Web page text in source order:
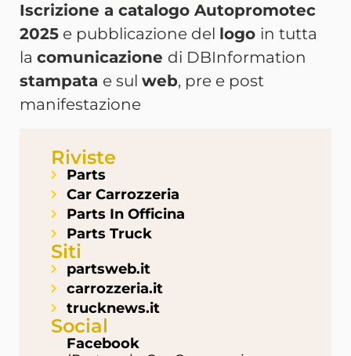
Iscrizione a catalogo Autopromotec
2025 e pubblicazione del logo in tutta
la comunicazione di DBInformation
stampata e sul web, pre e post
manifestazione
Riviste
Parts
Car Carrozzeria
Parts In Officina
Parts Truck
Siti
partsweb.it
carrozzeria.it
trucknews.it
Social
Facebook